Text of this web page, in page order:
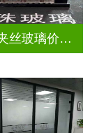
淮安长虹夹丝玻璃价钱多少一平